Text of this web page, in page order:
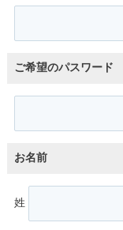
ご希望のパスワード
お名前
姓